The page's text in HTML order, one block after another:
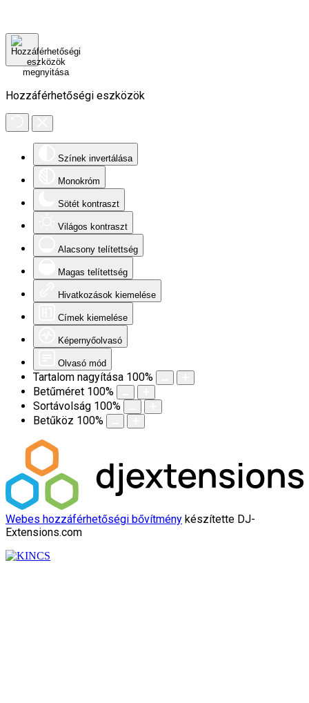
Hozzáférhetőségi eszközök
Színek invertálása
Monokróm
Sötét kontraszt
Világos kontraszt
Alacsony telítettség
Magas telítettség
Hivatkozások kiemelése
Címek kiemelése
Képernyőolvasó
Olvasó mód
Tartalom nagyítása 100%
Betűméret 100%
Sortávolság 100%
Betűköz 100%
Webes hozzáférhetőségi bővítmény készítette DJ-
Extensions.com